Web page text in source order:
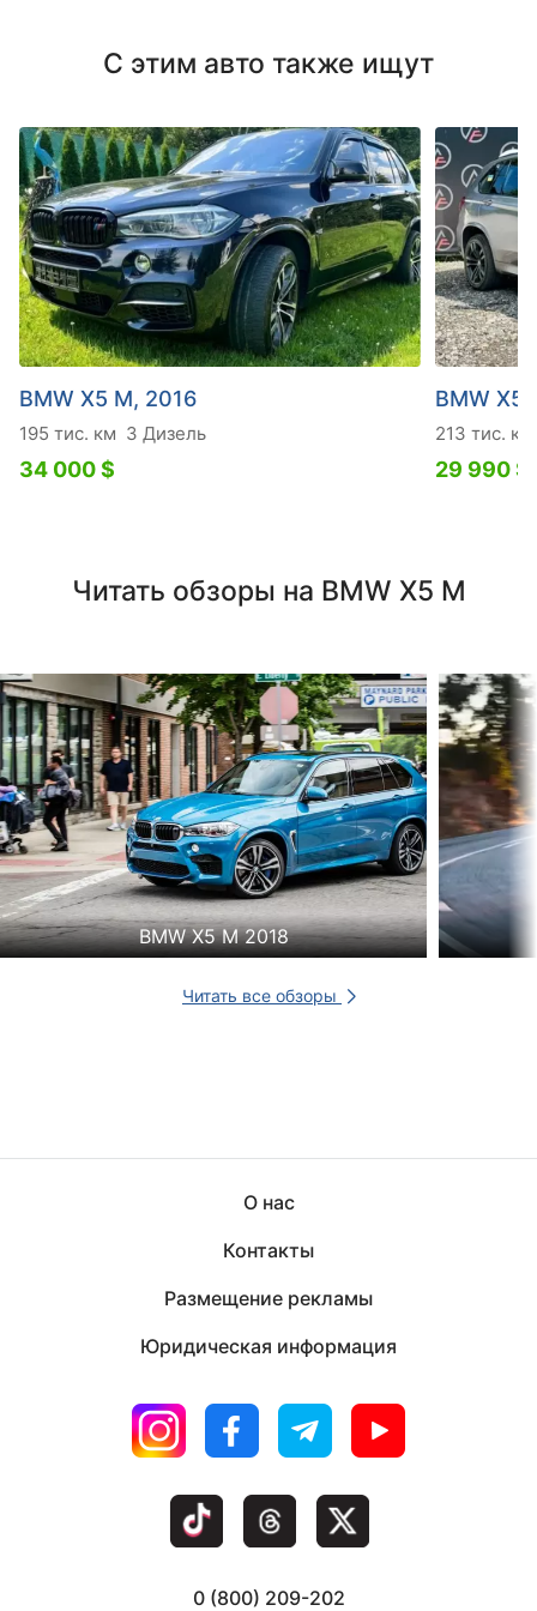
С этим авто также ищут
BMW X5 M, 2016
195 тис. км 3 Дизель
34 000 $
BMW X5
213 тис. км
29 990 $
Читать обзоры на BMW X5 M
BMW X5 M 2018
Читать все обзоры
О нас
Контакты
Размещение рекламы
Юридическая информация
0 (800) 209-202